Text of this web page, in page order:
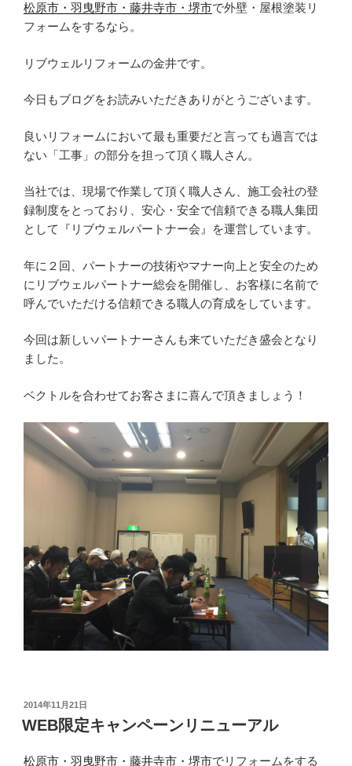
松原市・羽曳野市・藤井寺市・堺市で外壁・屋根塗装リ
フォームをするなら。
リブウェルリフォームの金井です。
今日もブログをお読みいただきありがとうございます。
良いリフォームにおいて最も重要だと言っても過言では
ない「工事」の部分を担って頂く職人さん。
当社では、現場で作業して頂く職人さん、施工会社の登
録制度をとっており、安心・安全で信頼できる職人集団
として『リブウェルパートナー会』を運営しています。
年に２回、パートナーの技術やマナー向上と安全のため
にリブウェルパートナー総会を開催し、お客様に名前で
呼んでいただける信頼できる職人の育成をしています。
今回は新しいパートナーさんも来ていただき盛会となり
ました。
ベクトルを合わせてお客さまに喜んで頂きましょう！
投
稿
日:
2014年11月21日
WEB限定キャンペーンリニューアル
松原市・羽曳野市・藤井寺市・堺市でリフォームをする